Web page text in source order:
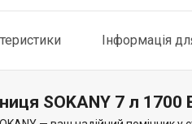
Інформація
SOKANY 7 л 1700